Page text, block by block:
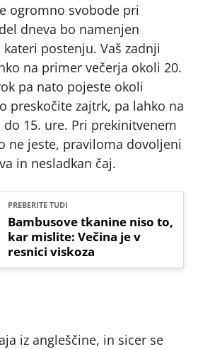
ogromno svobode pri
dneva bo namenjen
postenju. Vaš zadnji
na primer večerja okoli 20.
pa nato pojeste okoli
preskočite zajtrk, pa lahko na
15. ure. Pri prekinitvenem
ne jeste, praviloma dovoljeni
in nesladkan čaj.
PREBERITE TUDI
Bambusove tkanine niso to,
kar mislite: Večina je v
resnici viskoza
iz angleščine, in sicer se